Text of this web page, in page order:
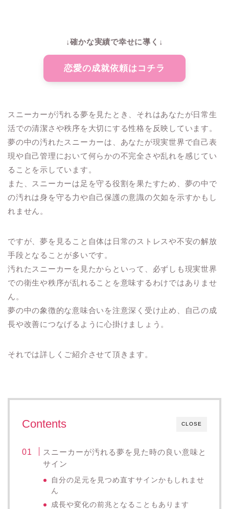
↓確かな実績で幸せに導く↓
恋愛の成就依頼はコチラ
スニーカーが汚れる夢を見たとき、それはあなたが日常生
活での清潔さや秩序を大切にする性格を反映しています。
夢の中の汚れたスニーカーは、あなたが現実世界で自己表
現や自己管理において何らかの不完全さや乱れを感じてい
ることを示しています。
また、スニーカーは足を守る役割を果たすため、夢の中で
の汚れは身を守る力や自己保護の意識の欠如を示すかもし
れません。
ですが、夢を見ること自体は日常のストレスや不安の解放
手段となることが多いです。
汚れたスニーカーを見たからといって、必ずしも現実世界
での衛生や秩序が乱れることを意味するわけではありませ
ん。
夢の中の象徴的な意味合いを注意深く受け止め、自己の成
長や改善につなげるように心掛けましょう。
それでは詳しくご紹介させて頂きます。
CLOSE
Contents
スニーカーが汚れる夢を見た時の良い意味と
サイン
自分の足元を見つめ直すサインかもしれませ
ん
成長や変化の前兆となることもあります